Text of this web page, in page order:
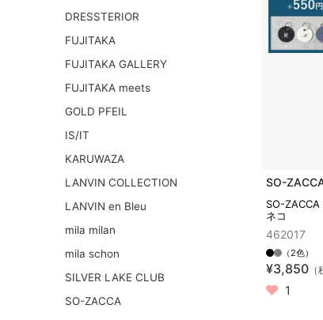
DRESSTERIOR
FUJITAKA
FUJITAKA GALLERY
FUJITAKA meets
GOLD PFEIL
IS/IT
KARUWAZA
LANVIN COLLECTION
LANVIN en Bleu
mila milan
mila schon
SILVER LAKE CLUB
SO-ZACCA
SO-
SO-ZACCA
ネコ
462017
（2色）
¥3,850（
1